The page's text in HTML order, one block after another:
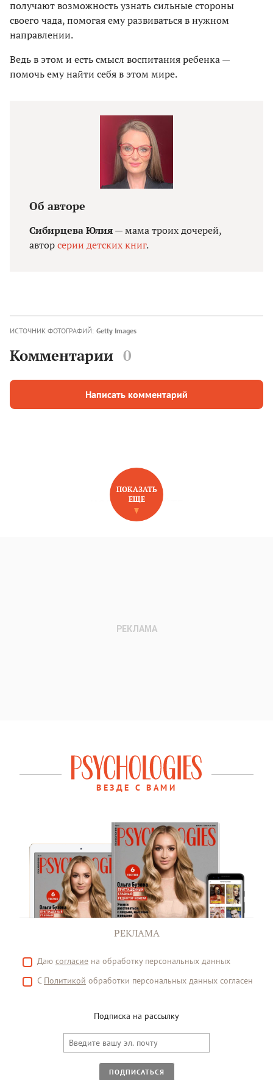
получают возможность узнать сильные стороны
своего чада, помогая ему развиваться в нужном
направлении.
Ведь в этом и есть смысл воспитания ребенка —
помочь ему найти себя в этом мире.
Об авторе
Сибирцева Юлия— мама троих дочерей,
авторсерии детских книг.
ИСТОЧНИК ФОТОГРАФИЙ: Getty Images
Комментарии 0
Написать комментарий
НОВОЕ НА САЙТЕ
ПОКАЗАТЬ
ЕЩЕ
ВЕЗДЕ С ВАМИ
РЕКЛАМА
Даю согласие на обработку персональных данных
С Политикой обработки персональных данных согласен
Подписка на рассылку
ПОДПИСАТЬСЯ